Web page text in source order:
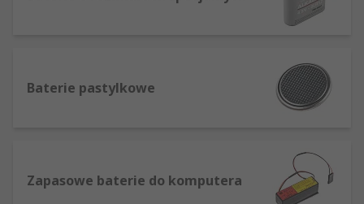
Baterie pastylkowe
Zapasowe baterie do komputera